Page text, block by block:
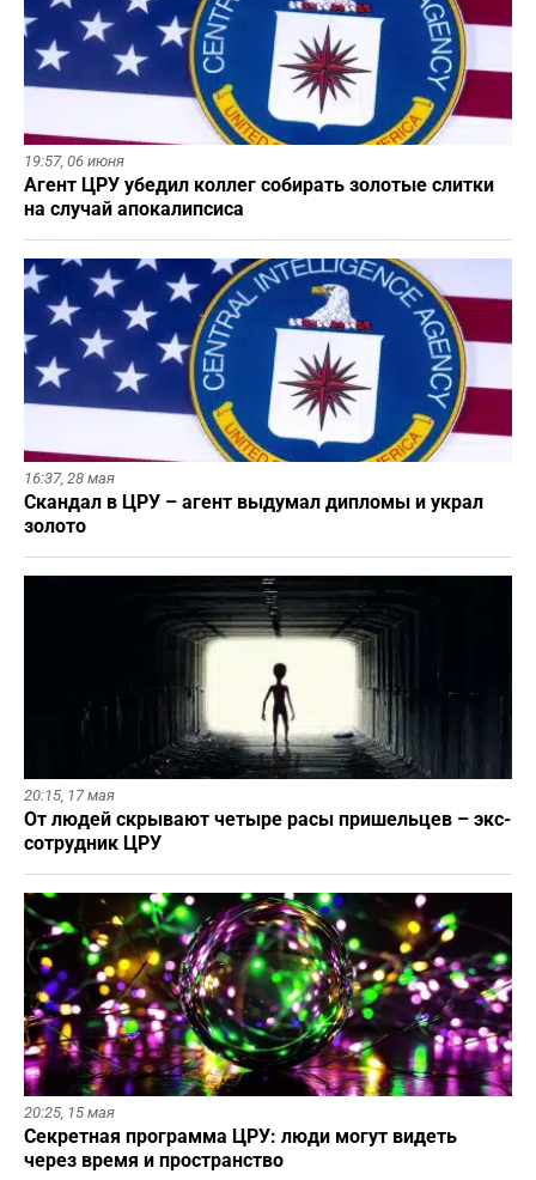
19:57, 06 июня
Агент ЦРУ убедил коллег собирать золотые слитки
на случай апокалипсиса
16:37, 28 мая
Скандал в ЦРУ – агент выдумал дипломы и украл
золото
20:15, 17 мая
От людей скрывают четыре расы пришельцев – экс-
сотрудник ЦРУ
20:25, 15 мая
Секретная программа ЦРУ: люди могут видеть
через время и пространство